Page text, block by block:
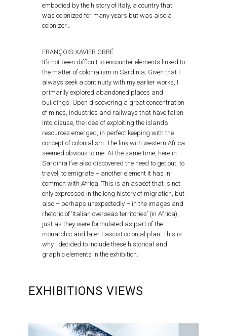
embodied by the history of Italy, a country that
was colonized for many years but was also a
colonizer…
FRANÇOIS-XAVIER GBRÉ
It’s not been difficult to encounter elements linked to
the matter of colonialism in Sardinia. Given that I
always seek a continuity with my earlier works, I
primarily explored abandoned places and
buildings. Upon discovering a great concentration
of mines, industries and railways that have fallen
into disuse, the idea of exploiting the island’s
resources emerged, in perfect keeping with the
concept of colonialism. The link with western Africa
seemed obvious to me. At the same time, here in
Sardinia I’ve also discovered the need to get out, to
travel, to emigrate – another element it has in
common with Africa. This is an aspect that is not
only expressed in the long history of migration, but
also – perhaps unexpectedly – in the images and
rhetoric of ‘Italian overseas territories’ (in Africa),
just as they were formulated as part of the
monarchic and later Fascist colonial plan. This is
why I decided to include these historical and
graphic elements in the exhibition.
EXHIBITIONS VIEWS